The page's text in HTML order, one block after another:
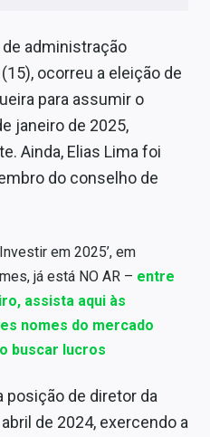
administração
ocorreu a eleição de
para assumir o
janeiro de 2025,
Ainda, Elias Lima foi
do conselho de
em 2025’, em
já está NO AR – entre
assista aqui às
nomes do mercado
buscar lucros
posição de diretor da
de 2024, exercendo a